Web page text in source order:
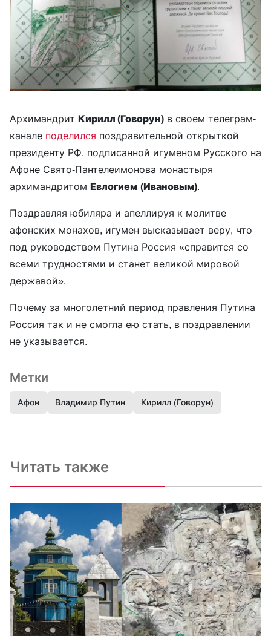
Архимандрит Кирилл (Говорун) в своем телеграм-
канале поделился поздравительной открыткой
президенту РФ, подписанной игуменом Русского на
Афоне Свято-Пантелеимонова монастыря
архимандритом Евлогием (Ивановым).
Поздравляя юбиляра и апеллируя к молитве
афонских монахов, игумен высказывает веру, что
под руководством Путина Россия «справится со
всеми трудностями и станет великой мировой
державой».
Почему за многолетний период правления Путина
Россия так и не смогла ею стать, в поздравлении
не указывается.
Метки
Афон Владимир Путин Кирилл (Говорун)
Читать также